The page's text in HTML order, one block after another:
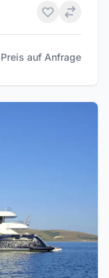
Preis auf Anfrage